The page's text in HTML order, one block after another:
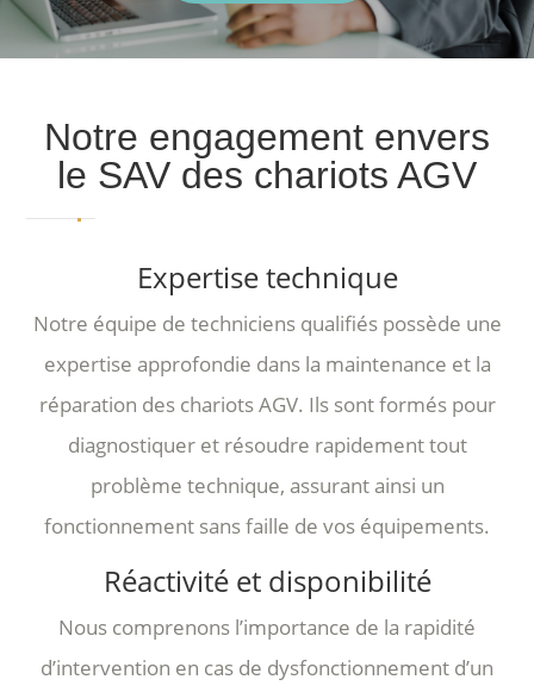
Notre engagement envers
le SAV des chariots AGV
Expertise technique
Notre équipe de techniciens qualifiés possède une
expertise approfondie dans la maintenance et la
réparation des chariots AGV. Ils sont formés pour
diagnostiquer et résoudre rapidement tout
problème technique, assurant ainsi un
fonctionnement sans faille de vos équipements.
Réactivité et disponibilité
Nous comprenons l’importance de la rapidité
d’intervention en cas de dysfonctionnement d’un